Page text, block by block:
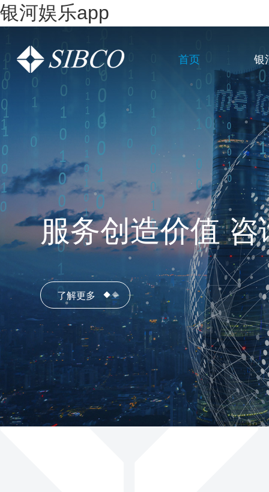
银河娱乐app
首页 银
服务创造价值 咨
了解更多
一站式全链条企
了解更多